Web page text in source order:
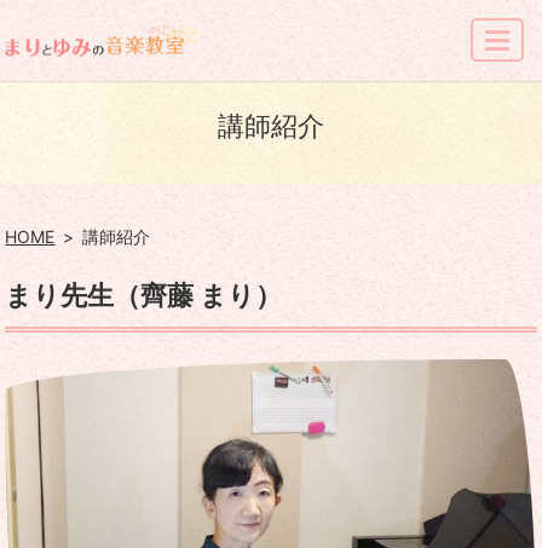
MENU
講師紹介
HOME 講師紹介
まり先生（齊藤 まり）